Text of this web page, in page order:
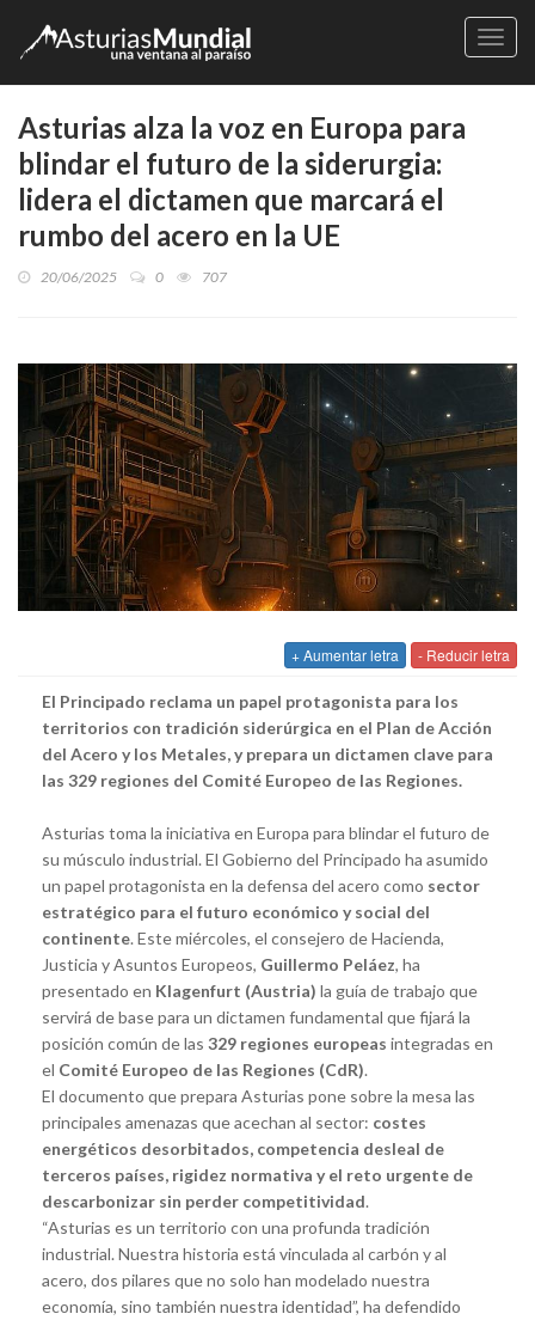
Asturias alza la voz en Europa para
blindar el futuro de la siderurgia:
lidera el dictamen que marcará el
rumbo del acero en la UE
20/06/2025 0 707
+ Aumentar letra - Reducir letra
El Principado reclama un papel protagonista para los
territorios con tradición siderúrgica en el Plan de Acción
del Acero y los Metales, y prepara un dictamen clave para
las 329 regiones del Comité Europeo de las Regiones.
Asturias toma la iniciativa en Europa para blindar el futuro de
su músculo industrial. El Gobierno del Principado ha asumido
un papel protagonista en la defensa del acero como sector
estratégico para el futuro económico y social del
continente. Este miércoles, el consejero de Hacienda,
Justicia y Asuntos Europeos, Guillermo Peláez, ha
presentado en Klagenfurt (Austria) la guía de trabajo que
servirá de base para un dictamen fundamental que fijará la
posición común de las 329 regiones europeas integradas en
el Comité Europeo de las Regiones (CdR).
El documento que prepara Asturias pone sobre la mesa las
principales amenazas que acechan al sector: costes
energéticos desorbitados, competencia desleal de
terceros países, rigidez normativa y el reto urgente de
descarbonizar sin perder competitividad.
“Asturias es un territorio con una profunda tradición
industrial. Nuestra historia está vinculada al carbón y al
acero, dos pilares que no solo han modelado nuestra
economía, sino también nuestra identidad”, ha defendido